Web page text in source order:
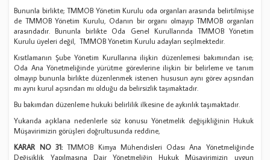
Bununla birlikte; TMMOB Yönetim Kurulu oda organları arasında belirtilmişse
de TMMOB Yönetim Kurulu, Odanın bir organı olmayıp TMMOB organları
arasındadır. Bununla birlikte Oda Genel Kurullarında TMMOB Yönetim
Kurulu üyeleri değil, TMMOB Yönetim Kurulu adayları seçilmektedir.
Kısıtlamanın Şube Yönetim Kurullarına ilişkin düzenlemesi bakımından ise;
Oda Ana Yönetmeliğinde yürütme görevlerine ilişkin bir belirleme ve tanım
olmayıp bununla birlikte düzenlenmek istenen hususun aynı görev açısından
mı aynı kurul açısından mı olduğu da belirsizlik taşımaktadır.
Bu bakımdan düzenleme hukuki belirlilik ilkesine de aykırılık taşımaktadır.
Yukarıda açıklana nedenlerle söz konusu Yönetmelik değişikliğinin Hukuk
Müşavirimizin görüşleri doğrultusunda reddine,
KARAR NO 31:TMMOB Kimya Mühendisleri Odası Ana Yönetmeliğinde
Değişiklik Yapılmasına Dair Yönetmeliğin Hukuk Müşavirimizin uygun